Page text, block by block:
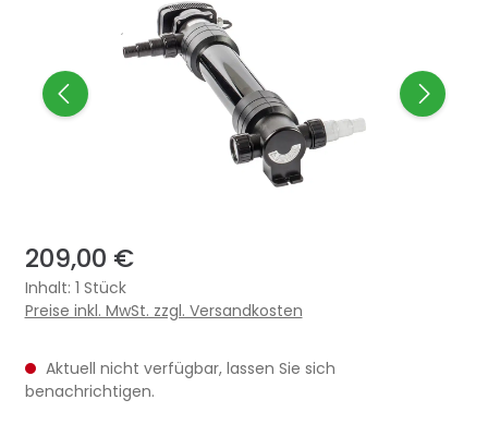
209,00 €
Inhalt: 1 Stück
Preise inkl. MwSt. zzgl. Versandkosten
Aktuell nicht verfügbar, lassen Sie sich
benachrichtigen.